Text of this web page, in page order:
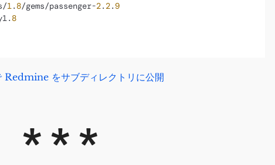
1. 8/gems/passenger-2. 2.9
8
をサブディレクトリに公開